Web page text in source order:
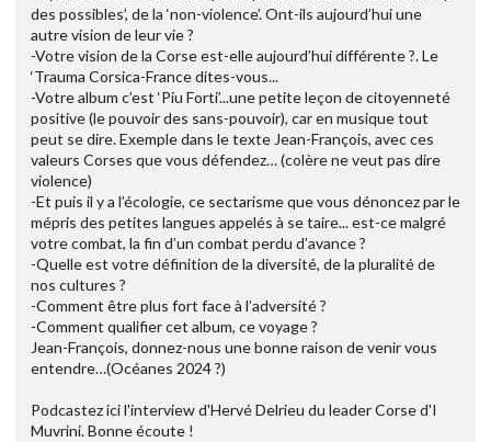
des possibles’, de la ‘non-violence’. Ont-ils aujourd’hui une
autre vision de leur vie ?
-Votre vision de la Corse est-elle aujourd’hui différente ?. Le
‘Trauma Corsica-France dites-vous...
-Votre album c’est ‘Piu Forti’...une petite leçon de citoyenneté
positive (le pouvoir des sans-pouvoir), car en musique tout
peut se dire. Exemple dans le texte Jean-François, avec ces
valeurs Corses que vous défendez… (colère ne veut pas dire
violence)
-Et puis il y a l’écologie, ce sectarisme que vous dénoncez par le
mépris des petites langues appelés à se taire... est-ce malgré
votre combat, la fin d’un combat perdu d’avance ?
-Quelle est votre définition de la diversité, de la pluralité de
nos cultures ?
-Comment être plus fort face à l’adversité ?
-Comment qualifier cet album, ce voyage ?
Jean-François, donnez-nous une bonne raison de venir vous
entendre…(Océanes 2024 ?)
Podcastez ici l'interview d'Hervé Delrieu du leader Corse d'I
Muvrini. Bonne écoute !